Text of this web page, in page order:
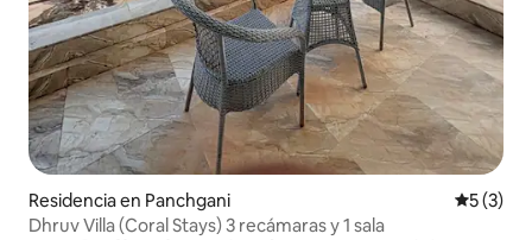
Residencia en Panchgani
5 (3)
Dhruv Villa (Coral Stays) 3 recámaras y 1 sala